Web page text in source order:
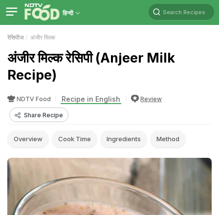
हिन्दी Search Recipes
रेसिपीज अंजीर मिल्क
अंजीर मिल्क रेसिपी (Anjeer Milk
Recipe)
NDTV Food Recipe in English Review
Share Recipe
Overview Cook Time Ingredients Method